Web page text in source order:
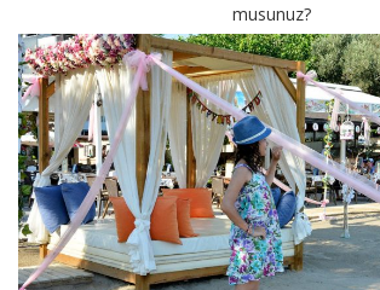
musunuz?